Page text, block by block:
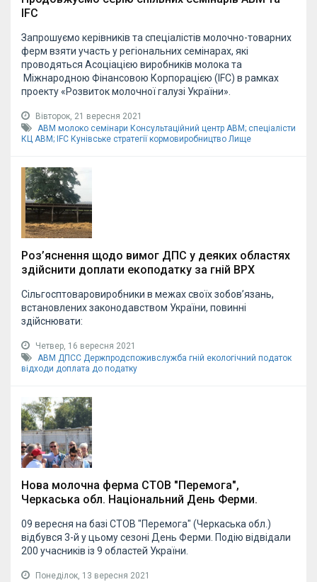
IFC
Запрошуємо керівників та спеціалістів молочно-товарних
ферм взяти участь у регіональних семінарах, які
проводяться Асоціацією виробників молока та
Міжнародною Фінансовою Корпорацією (IFC) в рамках
проекту «Розвиток молочної галузі України».
Вівторок, 21 вересня 2021
АВМ молоко семінари Консультаційний центр АВМ; спеціалісти
КЦ АВМ; IFC Кунівське стратегії кормовиробництво Лище
Роз’яснення щодо вимог ДПС у деяких областях
здійснити доплати екоподатку за гній ВРХ
Сільгосптоваровиробники в межах своїх зобов’язань,
встановлених законодавством України, повинні
здійснювати:
Четвер, 16 вересня 2021
АВМ ДПСС Держпродспоживслужба гній екологічний податок
відходи доплата до податку
Нова молочна ферма СТОВ "Перемога",
Черкаська обл. Національний День Ферми.
09 вересня на базі СТОВ "Перемога" (Черкаська обл.)
відбувся 3-й у цьому сезоні День Ферми. Подію відвідали
200 учасників із 9 областей України.
Понеділок, 13 вересня 2021